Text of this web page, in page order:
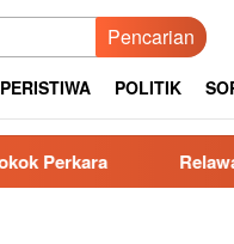
Pencarian
PERISTIWA POLITIK
Relawan MBG Dipecat